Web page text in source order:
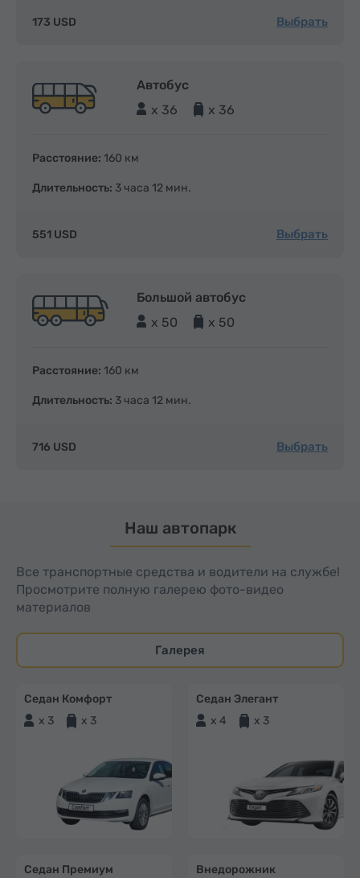
173 USD Выбрать
Автобус
x 36
x 36
Расстояние: 160 км
Длительность: 3 часа 12 мин.
551 USD Выбрать
Большой автобус
x 50
x 50
Расстояние: 160 км
Длительность: 3 часа 12 мин.
716 USD Выбрать
Наш автопарк
Все транспортные средства и водители на службе!
Просмотрите полную галерею фото-видео
материалов
Галерея
Седан Комфорт
x 3
x 3
Седан Элегант
x 4
x 3
Седан Премиум
Внедорожник